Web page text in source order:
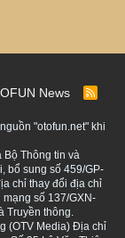
News
R
S
"otofun.net" khi
Bộ Thông tin và
bổ sung số 459/GP-
chỉ thay đổi địa chỉ
số 137/GXN-
Truyền thông.
(OTV Media) Địa chỉ